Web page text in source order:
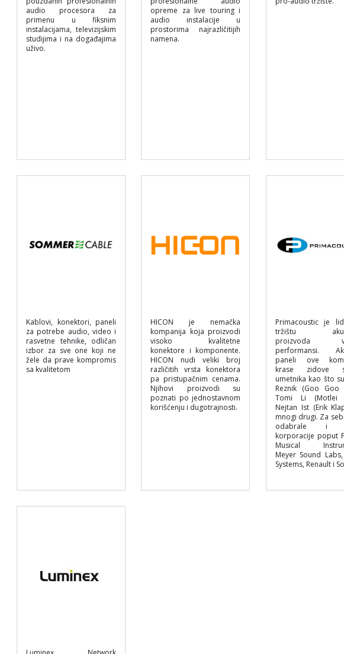
audio procesora za
primenu u fiksnim
instalacijama, televizijskim
studijima i na događajima
uživo.
opreme za live touring i
audio instalacije u
prostorima najrazličitijih
namena.
Kablovi, konektori, paneli
za potrebe audio, video i
rasvetne tehnike, odličan
izbor za sve one koji ne
žele da prave kompromis
sa kvalitetom
HICON je nemačka
kompanija koja proizvodi
visoko kvalitetne
konektore i komponente.
HICON nudi veliki broj
različitih vrsta konektora
pa pristupačnim cenama.
Njihovi proizvodi su
poznati po jednostavnom
korišćenju i dugotrajnosti.
Primacoustic je
tržištu
proizvoda
performansi.
paneli ove
krase zidove
umetnika kao što
Reznik (Goo Goo
Tomi Li (Motlei
Nejtan Ist (Erik
mnogi drugi. Za
odabrale i
korporacije poput
Musical
Meyer Sound
Systems, Renault i